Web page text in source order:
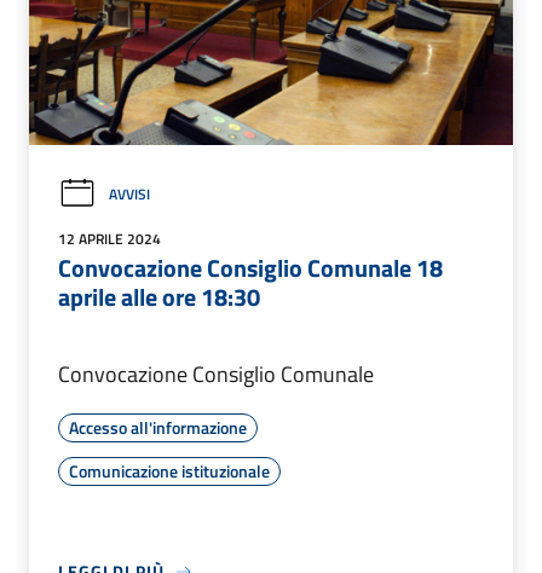
AVVISI
12 APRILE 2024
Convocazione Consiglio Comunale 18
aprile alle ore 18:30
Convocazione Consiglio Comunale
Accesso all'informazione
Comunicazione istituzionale